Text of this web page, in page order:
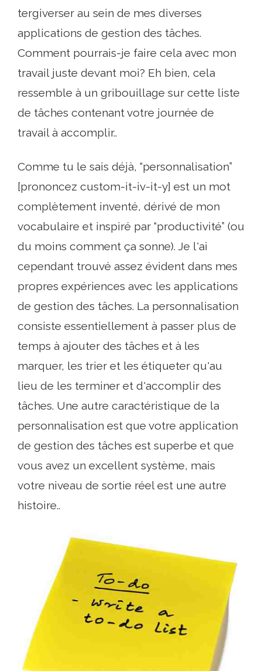
tergiverser au sein de mes diverses
applications de gestion des tâches.
Comment pourrais-je faire cela avec mon
travail juste devant moi? Eh bien, cela
ressemble à un gribouillage sur cette liste
de tâches contenant votre journée de
travail à accomplir..
Comme tu le sais déjà, “personnalisation”
[prononcez custom-it-iv-it-y] est un mot
complètement inventé, dérivé de mon
vocabulaire et inspiré par “productivité” (ou
du moins comment ça sonne). Je l'ai
cependant trouvé assez évident dans mes
propres expériences avec les applications
de gestion des tâches. La personnalisation
consiste essentiellement à passer plus de
temps à ajouter des tâches et à les
marquer, les trier et les étiqueter qu'au
lieu de les terminer et d'accomplir des
tâches. Une autre caractéristique de la
personnalisation est que votre application
de gestion des tâches est superbe et que
vous avez un excellent système, mais
votre niveau de sortie réel est une autre
histoire..